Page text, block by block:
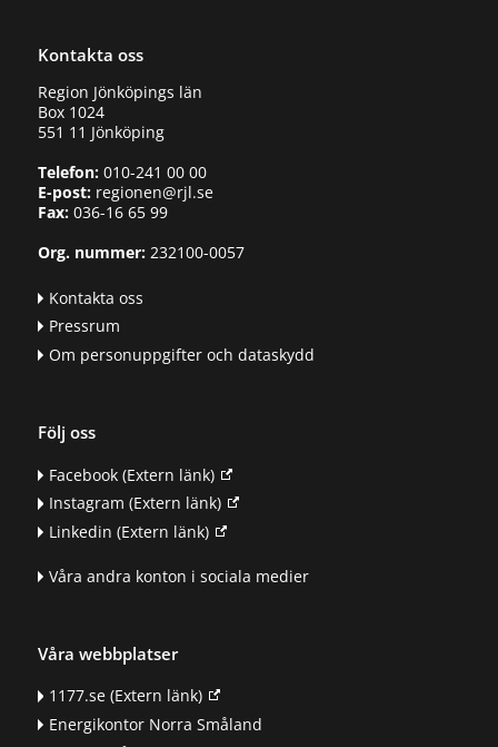
Kontakta oss
Region Jönköpings län
Box 1024
551 11 Jönköping
Telefon:010-241 00 00
E-post:regionen@rjl.se
Fax: 036-16 65 99
Org. nummer:232100-0057
Kontakta oss
Pressrum
Om personuppgifter och dataskydd
Följ oss
Facebook(Extern länk)
Instagram (Extern länk)
Linkedin (Extern länk)
Våra andra konton i sociala medier
Våra webbplatser
1177.se(Extern länk)
Energikontor Norra Småland